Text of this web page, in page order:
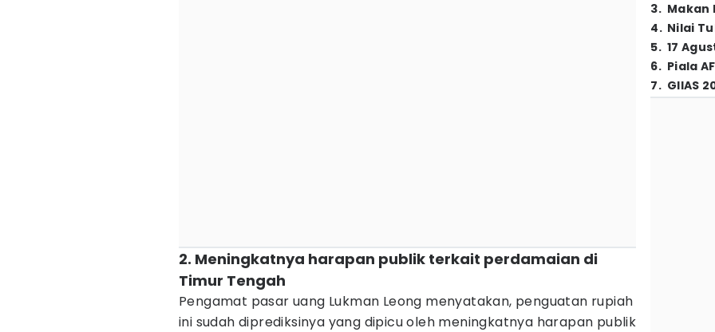
2. Meningkatnya harapan publik terkait perdamaian di
Timur Tengah
Pengamat pasar uang Lukman Leong menyatakan, penguatan rupiah
ini sudah diprediksinya yang dipicu oleh meningkatnya harapan publik
3. Makan
4. Nilai
5. 17
6. Piala
7. GIIAS